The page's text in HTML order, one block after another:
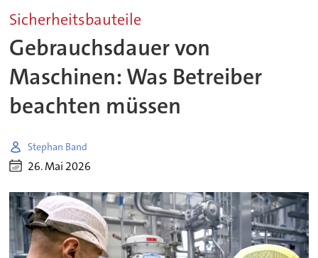
Sicherheitsbauteile
Gebrauchsdauer von
Maschinen: Was Betreiber
beachten müssen
Stephan Band
26. Mai 2026